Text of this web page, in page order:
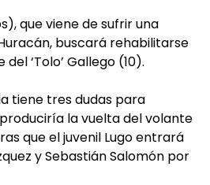
que viene de sufrir una
buscará rehabilitarse
‘Tolo’ Gallego (10).
tiene tres dudas para
la vuelta del volante
que el juvenil Lugo entrará
y Sebastián Salomón por